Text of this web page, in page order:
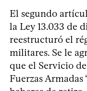
El segundo
la Ley 13.033 de
reestructuró el
militares. Se le
que el Servicio
Fuerzas Armadas